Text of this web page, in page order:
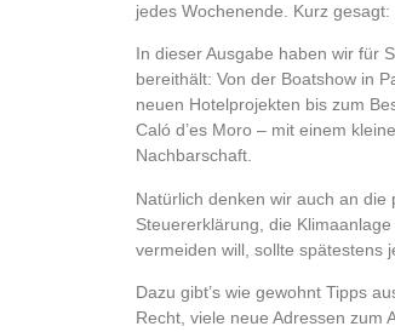
jedes Wochenende. Kurz
In dieser Ausgabe haben wir für
bereithält: Von der Boatshow in
neuen Hotelprojekten bis zum
Caló d’es Moro – mit einem
Nachbarschaft.
Natürlich denken wir auch an
Steuererklärung, die
vermeiden will, sollte spätestens
Dazu gibt’s wie gewohnt Tipps
Recht, viele neue Adressen zum